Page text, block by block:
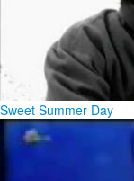
Sweet Summer Day